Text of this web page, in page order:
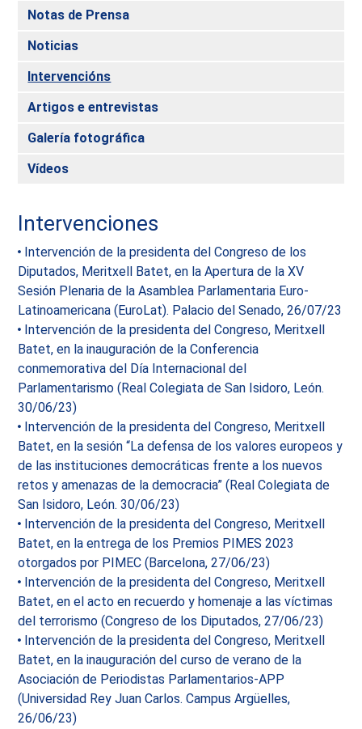
Notas de Prensa
Noticias
Intervencións
Artigos e entrevistas
Galería fotográfica
Vídeos
Intervenciones
Intervención de la presidenta del Congreso de los
Diputados, Meritxell Batet, en la Apertura de la XV
Sesión Plenaria de la Asamblea Parlamentaria Euro-
Latinoamericana (EuroLat). Palacio del Senado, 26/07/23
Intervención de la presidenta del Congreso, Meritxell
Batet, en la inauguración de la Conferencia
conmemorativa del Día Internacional del
Parlamentarismo (Real Colegiata de San Isidoro, León.
30/06/23)
Intervención de la presidenta del Congreso, Meritxell
Batet, en la sesión “La defensa de los valores europeos y
de las instituciones democráticas frente a los nuevos
retos y amenazas de la democracia” (Real Colegiata de
San Isidoro, León. 30/06/23)
Intervención de la presidenta del Congreso, Meritxell
Batet, en la entrega de los Premios PIMES 2023
otorgados por PIMEC (Barcelona, 27/06/23)
Intervención de la presidenta del Congreso, Meritxell
Batet, en el acto en recuerdo y homenaje a las víctimas
del terrorismo (Congreso de los Diputados, 27/06/23)
Intervención de la presidenta del Congreso, Meritxell
Batet, en la inauguración del curso de verano de la
Asociación de Periodistas Parlamentarios-APP
(Universidad Rey Juan Carlos. Campus Argüelles,
26/06/23)